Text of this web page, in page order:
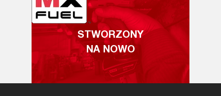
STWORZONY
NA NOWO